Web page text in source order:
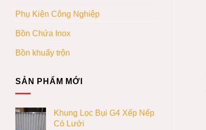
Phụ Kiện Công Nghiệp
Bồn Chứa Inox
Bồn khuấy trộn
SẢN PHẨM MỚI
Khung Lọc Bụi G4 Xếp Nếp
Có Lưới